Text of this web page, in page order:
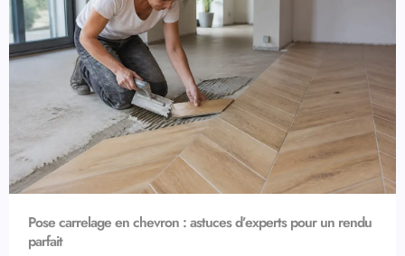
Pose carrelage en chevron : astuces d’experts pour un rendu
parfait